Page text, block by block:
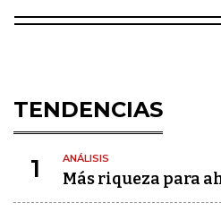
TENDENCIAS
1 ANÁLISIS
Más riqueza para